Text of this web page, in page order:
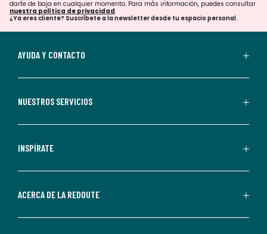
confirmar
tu
suscripción.
aceptas
comerciales
personalizadas
parte
Redoute.
darte de baja en cualquier momento. Para más información, puedes consultar
nuestra política de privacidad.
¿Ya eres cliente? Suscríbete a la newsletter desde tu espacio personal.
AYUDA Y CONTACTO
NUESTROS SERVICIOS
INSPÍRATE
ACERCA DE LA REDOUTE